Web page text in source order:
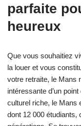
parfaite
heureux
Que vous souhaitiez
la louer et vous
votre retraite, le Mans
intéressante d’un
culturel riche, le Mans
dont 12 000 étudiants,